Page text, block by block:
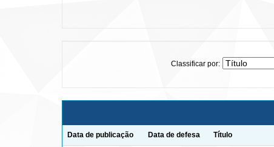
Classificar por:
Data de publicação Data de defesa Título